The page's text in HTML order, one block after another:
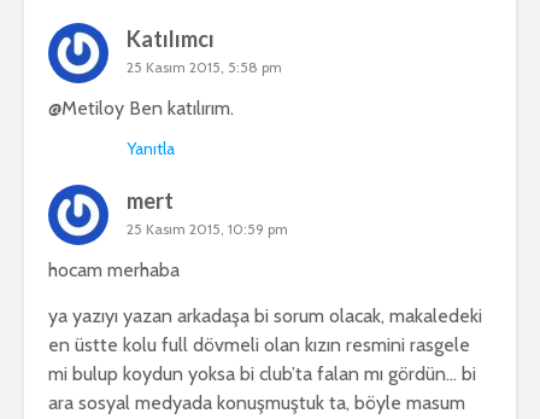
Katılımcı
25 Kasım 2015, 5:58 pm
@Metiloy Ben katılırım.
Yanıtla
mert
25 Kasım 2015, 10:59 pm
hocam merhaba
ya yazıyı yazan arkadaşa bi sorum olacak, makaledeki
en üstte kolu full dövmeli olan kızın resmini rasgele
mi bulup koydun yoksa bi club’ta falan mı gördün… bi
ara sosyal medyada konuşmuştuk ta, böyle masum